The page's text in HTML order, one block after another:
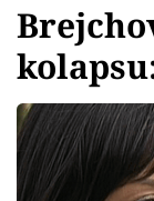
Témata
Youtubeři